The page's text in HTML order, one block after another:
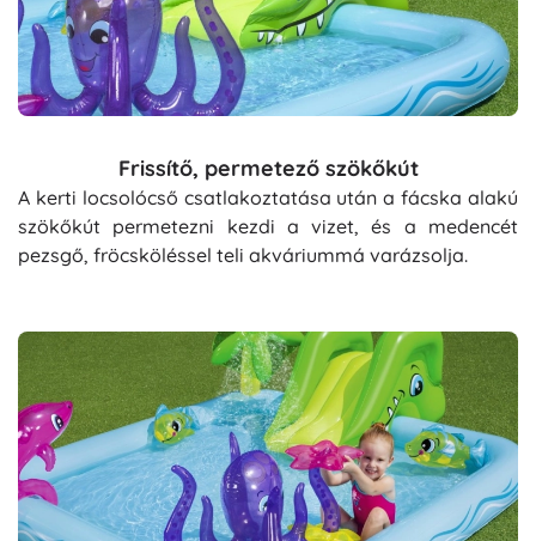
Frissítő, permetező szökőkút
A kerti locsolócső csatlakoztatása után a fácska alakú
szökőkút permetezni kezdi a vizet, és a medencét
pezsgő, fröcsköléssel teli akváriummá varázsolja.